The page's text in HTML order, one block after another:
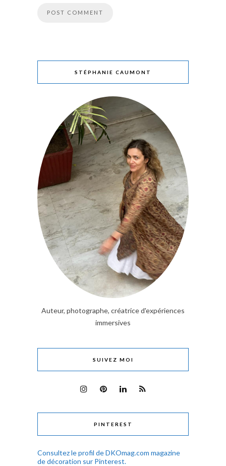
STÉPHANIE CAUMONT
Auteur, photographe, créatrice d'expériences
immersives
SUIVEZ MOI
PINTEREST
Consultez le profil de DKOmag.com magazine
de décoration sur Pinterest.